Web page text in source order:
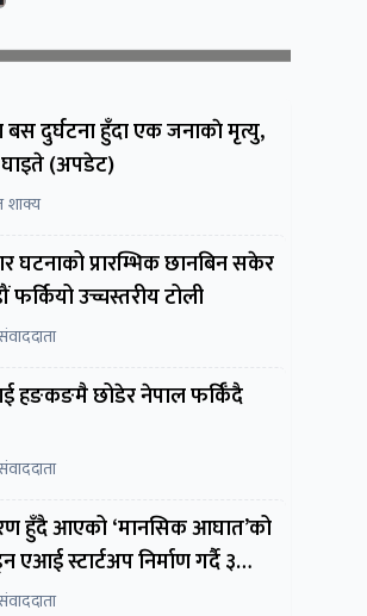
बस दुर्घटना हुँदा एक जनाकाे मृत्यु,
(अपडेट)
शाक्य
घटनाको प्रारम्भिक छानबिन सकेर
फर्कियो उच्चस्तरीय टोली
हङकङमै छोडेर नेपाल फर्किँदै
हुँदै आएको ‘मानसिक आघात’को
एआई स्टार्टअप निर्माण गर्दै ३